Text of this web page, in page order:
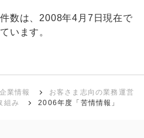
数は、2008年4月7日現在で
います。
業情報
お客さま志向の業務運営
組み
2006年度「苦情情報」